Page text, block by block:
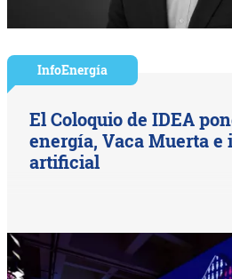
InfoEnergía
El Coloquio de IDEA
energía, Vaca Muerta
artificial